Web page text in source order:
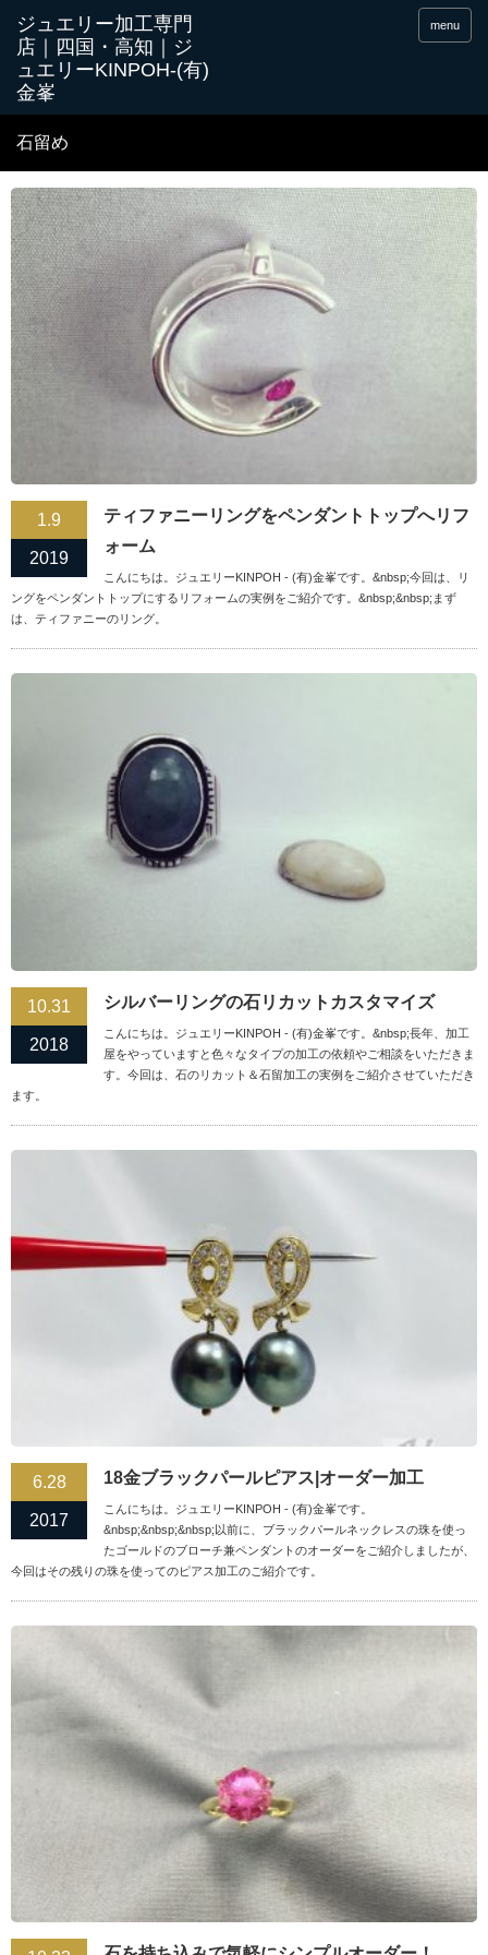
menu
石留め
1.9
2019
ティファニーリングをペンダントトップへリフ
ォーム
こんにちは。ジュエリーKINPOH - (有)金峯です。&nbsp;今回は、リ
ングをペンダントトップにするリフォームの実例をご紹介です。&nbsp;&nbsp;まず
は、ティファニーのリング。
10.31
2018
シルバーリングの石リカットカスタマイズ
こんにちは。ジュエリーKINPOH - (有)金峯です。&nbsp;長年、加工
屋をやっていますと色々なタイプの加工の依頼やご相談をいただきま
す。今回は、石のリカット＆石留加工の実例をご紹介させていただき
ます。
6.28
2017
18金ブラックパールピアス|オーダー加工
こんにちは。ジュエリーKINPOH - (有)金峯です。
&nbsp;&nbsp;&nbsp;以前に、ブラックパールネックレスの珠を使っ
たゴールドのブローチ兼ペンダントのオーダーをご紹介しましたが、
今回はその残りの珠を使ってのピアス加工のご紹介です。